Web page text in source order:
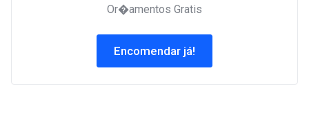
Or�amentos Gratis
Encomendar já!